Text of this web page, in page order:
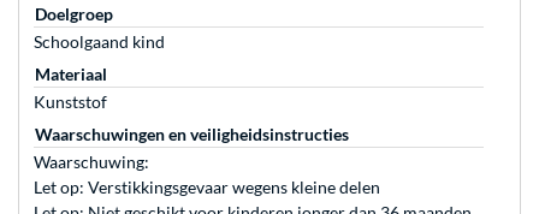
Doelgroep
Schoolgaand kind
Materiaal
Kunststof
Waarschuwingen en veiligheidsinstructies
Waarschuwing:
Let op: Verstikkingsgevaar wegens kleine delen